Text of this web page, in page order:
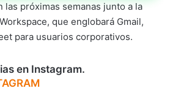
las próximas semanas junto a la
que englobará Gmail,
para usuarios corporativos.
en Instagram.